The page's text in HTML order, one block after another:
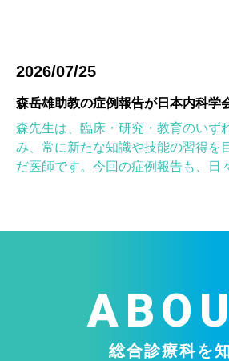
2026/07/25
森先生は、臨床・研究・教育のいず
み、常に新たな知識や技能の習得を
だ医師です。今回の症例報告も、日
総合診療科を